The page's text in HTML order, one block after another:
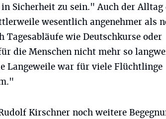
Sicherheit zu sein." Auch der Alltag
wesentlich angenehmer als
Tagesabläufe wie Deutschkurse oder
die Menschen nicht mehr so
Langeweile war für viele Flüchtlinge
Kirschner noch weitere